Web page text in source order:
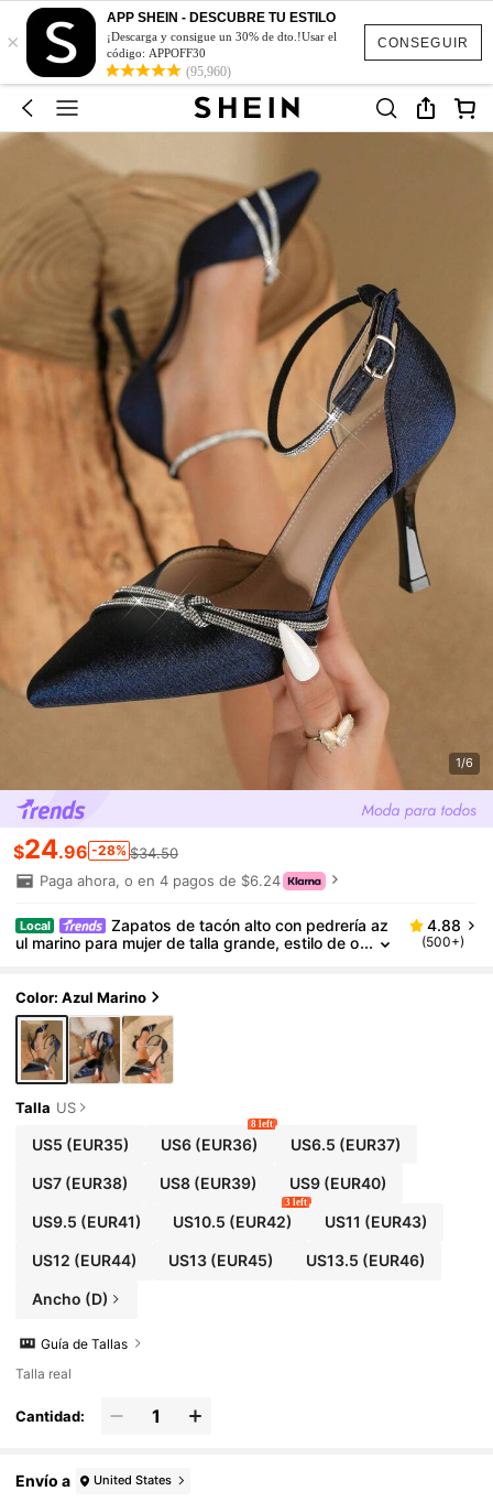
CONSEGUIR
×
APP SHEIN - DESCUBRE TU ESTILO
¡Descarga y consigue un 30% de dto.!Usar el
código: APPOFF30
(95,960)
1/6
$24.96 -28% $34.50
Paga ahora, o en 4 pagos de $6.24
Local
Zapatos de tacón alto con pedrería az
ul marino para mujer de talla grande, estilo de o
4.88
(500+)
Color: Azul Marino
Talla US
US5 (EUR35) US6 (EUR36)
8 left
US6.5 (EUR37)
US7(EUR38) US8 (EUR39) US9(EUR40)
US9.5 (EUR41) US10.5 (EUR42)
3 left
US11 (EUR43)
US12 (EUR44) US13 (EUR45) US13.5 (EUR46)
Ancho (D)
Guía de Tallas
Talla real
Cantidad:
Envío a United States